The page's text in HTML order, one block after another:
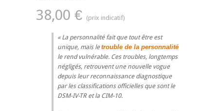
38,00 €
La personnalité fait que tout être est
unique, mais letrouble de la personnalité
le rend vulnérable. Ces troubles, longtemps
négligés, retrouvent une nouvelle vogue
depuis leur reconnaissance diagnostique
par les classifications officielles que sont le
DSM-IV-TR et la CIM-10.